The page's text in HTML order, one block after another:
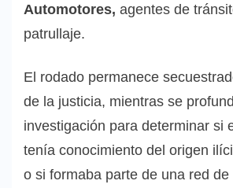
Automotores, agentes de
patrullaje.
El rodado permanece
de la justicia, mientras se
investigación para determinar si
tenía conocimiento del origen
o si formaba parte de una red de